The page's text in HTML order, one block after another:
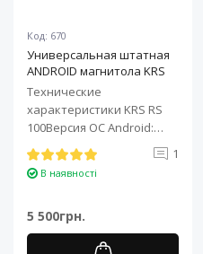
Код: 670
Универсальная штатная
ANDROID магнитола KRS
RS 100 9" 1/32 GB
Технические
характеристики KRS RS
100Версия ОС Android:
Android 11Процессор: 4-
ядерный ARM Cortex-A7..
1
В наявності
5 500грн.